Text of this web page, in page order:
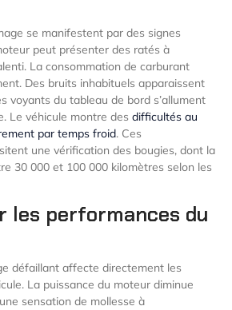
se manifestent par des signes
peut présenter des ratés à
La consommation de carburant
Des bruits inhabituels apparaissent
voyants du tableau de bord s’allument
Le véhicule montre des difficultés au
par temps froid. Ces
une vérification des bougies, dont la
30 000 et 100 000 kilomètres selon les
les performances du
défaillant affecte directement les
La puissance du moteur diminue
sensation de mollesse à